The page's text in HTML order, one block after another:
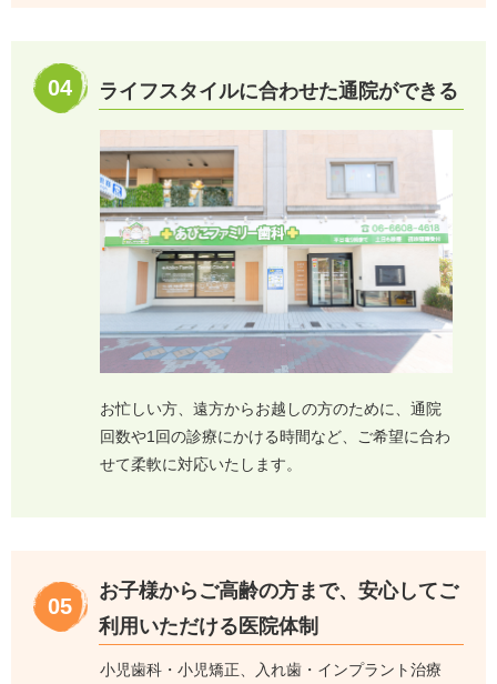
04 ライフスタイルに合わせた通院ができる
お忙しい方、遠方からお越しの方のために、通院
回数や1回の診療にかける時間など、ご希望に合わ
せて柔軟に対応いたします。
05
お子様からご高齢の方まで、安心してご
利用いただける医院体制
小児歯科・小児矯正、入れ歯・インプラント治療